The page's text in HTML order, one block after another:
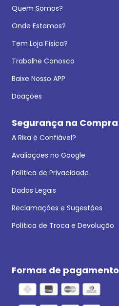
Quem Somos?
Onde Estamos?
Tem Loja Física?
Trabalhe Conosco
Baixe Nosso APP
Doações
Segurança na Compra
A Rika é Confiável?
Avaliações no Google
Política de Privacidade
Dados Legais
Reclamações e Sugestões
Política de Troca e Devolução
Formas de pagamento